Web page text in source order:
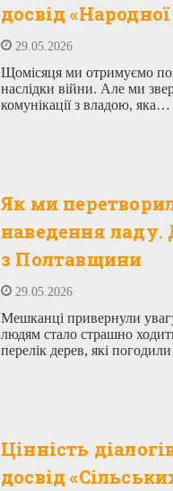
досвід
29.05.2026
Щомісяця ми отримуємо
наслідки війни. Але ми
комунікації з владою, яка…
Як ми
наведення ладу.
з Полтавщини
29.05.2026
Мешканці привернули
людям стало страшно
перелік дерев, які
Цінність
досвід